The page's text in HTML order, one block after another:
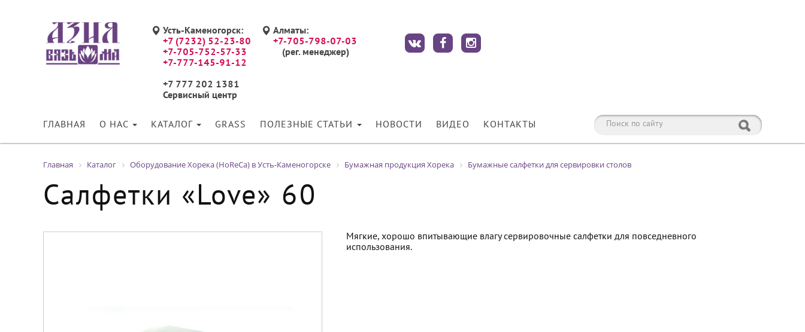
Усть-Каменогорск:
+7 (7232) 52-23-80
+7-705-752-57-33
+7-777-145-91-12
+7 777 202 1381
Сервисный центр
Алматы:
+7-705-798-07-03
(рег. менеджер)
ГЛАВНАЯ О НАС КАТАЛОГ GRASS ПОЛЕЗНЫЕ СТАТЬИ НОВОСТИ ВИДЕО КОНТАКТЫ
Главная Каталог Оборудование Хорека (HoReCa) в Усть-Каменогорске Бумажная продукция Хорека Бумажные салфетки для сервировки столов
Салфетки «Love» 60
Мягкие, хорошо впитывающие влагу сервировочные салфетки для повседневного
использования.